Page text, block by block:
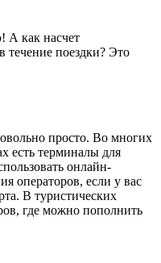
А как насчет
течение поездки? Это
просто. Во многих
есть терминалы для
онлайн-
операторов, если у вас
В туристических
где можно пополнить